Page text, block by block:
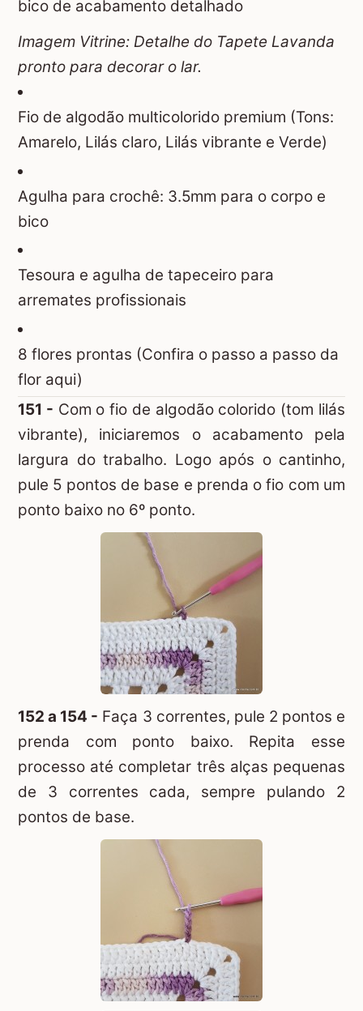
Imagem Vitrine: Detalhe do Tapete Lavanda
pronto para decorar o lar.
Fio de algodão multicolorido premium (Tons:
Amarelo, Lilás claro, Lilás vibrante e Verde)
Agulha para crochê: 3.5mm para o corpo e
bico
Tesoura e agulha de tapeceiro para
arremates profissionais
8 flores prontas (Confira o passo a passo da
flor aqui)
151 - Com o fio de algodão colorido (tom lilás
vibrante), iniciaremos o acabamento pela
largura do trabalho. Logo após o cantinho,
pule 5 pontos de base e prenda o fio com um
ponto baixo no 6º ponto.
152 a 154 - Faça 3 correntes, pule 2 pontos e
prenda com ponto baixo. Repita esse
processo até completar três alças pequenas
de 3 correntes cada, sempre pulando 2
pontos de base.